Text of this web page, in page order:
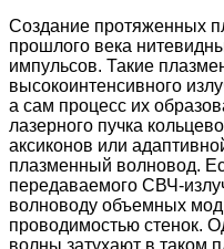
Создание протяженных
прошлого века
импульсов. Такие
высокоинтенсивного
а сам процесс их
лазерного пучка
аксиконов или
плазменный волновод.
передаваемого СВЧ-
волноводу объемных
проводимостью стенок.